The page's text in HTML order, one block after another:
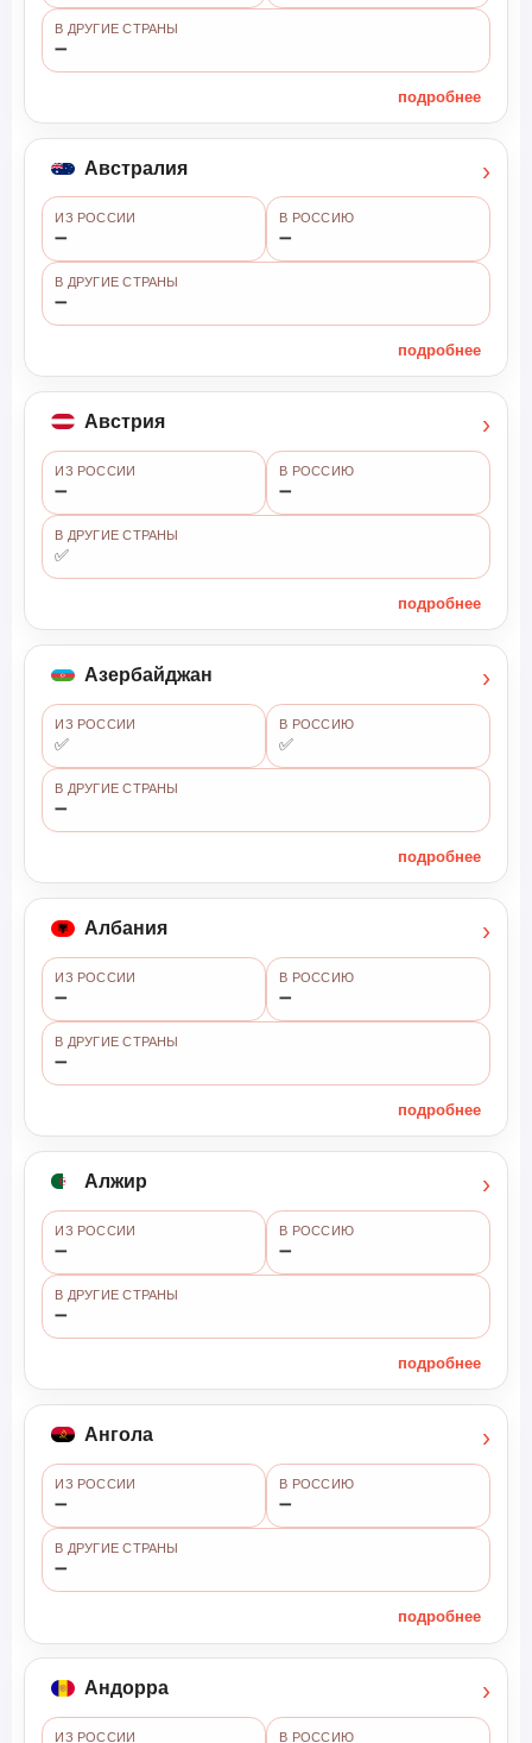
В ДРУГИЕ СТРАНЫ
➖
подробнее
Австралия ›
ИЗ РОССИИ
➖
В РОССИЮ
➖
В ДРУГИЕ СТРАНЫ
➖
подробнее
Австрия ›
ИЗ РОССИИ
➖
В РОССИЮ
➖
В ДРУГИЕ СТРАНЫ
✅
подробнее
Азербайджан ›
ИЗ РОССИИ
✅
В РОССИЮ
✅
В ДРУГИЕ СТРАНЫ
➖
подробнее
Албания ›
ИЗ РОССИИ
➖
В РОССИЮ
➖
В ДРУГИЕ СТРАНЫ
➖
подробнее
Алжир ›
ИЗ РОССИИ
➖
В РОССИЮ
➖
В ДРУГИЕ СТРАНЫ
➖
подробнее
Ангола ›
ИЗ РОССИИ
➖
В РОССИЮ
➖
В ДРУГИЕ СТРАНЫ
➖
подробнее
Андорра ›
ИЗ РОССИИ В РОССИЮ